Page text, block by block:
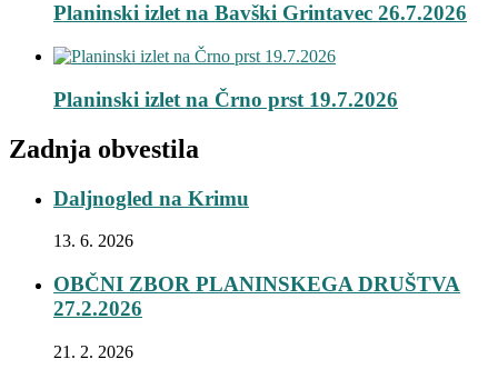
Planinski izlet na Bavški Grintavec 26.7.2026
Planinski izlet na Črno prst 19.7.2026
Zadnja obvestila
Daljnogled na Krimu
13. 6. 2026
OBČNI ZBOR PLANINSKEGA DRUŠTVA
27.2.2026
21. 2. 2026